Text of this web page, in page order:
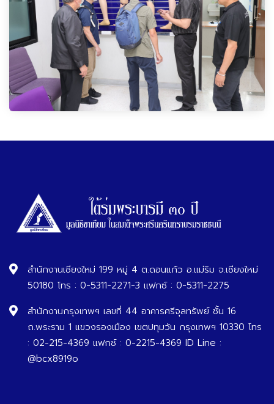
สำนักงานเชียงใหม่ 199 หมู่ 4 ต.ดอนแก้ว อ.แม่ริม จ.เชียงใหม่
50180 โทร : 0-5311-2271-3 แฟกซ์ : 0-5311-2275
สำนักงานกรุงเทพฯ เลขที่ 44 อาคารศรีจุลทรัพย์ ชั้น 16
ถ.พระราม 1 แขวงรองเมือง เขตปทุมวัน กรุงเทพฯ 10330 โทร
: 02-215-4369 แฟกซ์ : 0-2215-4369 ID Line :
@bcx8919o